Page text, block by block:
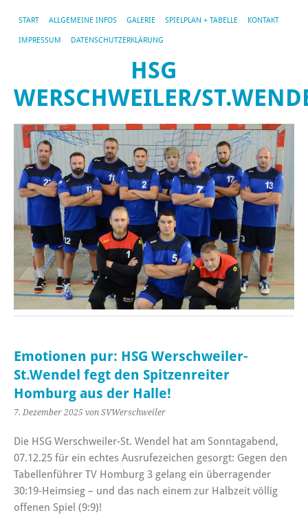
START ALLGEMEINE INFOS GALERIE SPIELPLAN + TABELLE KONTAKT
IMPRESSUM DATENSCHUTZERKLÄRUNG
HSG
WERSCHWEILER/
Emotionen pur: HSG Werschweiler-
St.Wendel fegt den Spitzenreiter
Homburg aus der Halle!
7. Dezember 2025 von SVWerschweiler
Die HSG Werschweiler-St. Wendel hat am Sonntagabend,
07.12.25 für ein echtes Ausrufezeichen gesorgt: Gegen den
Tabellenführer TV Homburg 3 gelang ein überragender
30:19-Heimsieg – und das nach einem zur Halbzeit völlig
offenen Spiel (9:9)!